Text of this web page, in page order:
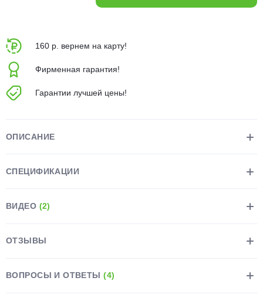
160 р. вернем на карту!
Фирменная гарантия!
Гарантии лучшей цены!
ОПИСАНИЕ
СПЕЦИФИКАЦИИ
ВИДЕО (2)
ОТЗЫВЫ
ВОПРОСЫ И ОТВЕТЫ(4)
об оплате Плайтом